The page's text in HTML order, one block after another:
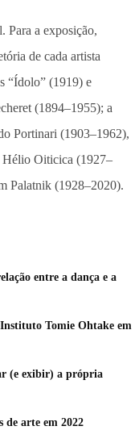
Para a exposição,
de cada artista
“Ídolo” (1919) e
(1894–1955); a
Portinari (1903–1962),
Hélio Oiticica (1927–
Palatnik (1928–2020).
entre a dança e a
Tomie Ohtake em
(e exibir) a própria
de arte em 2022